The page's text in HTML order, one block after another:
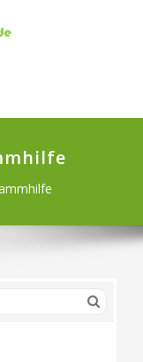
NAVIGATION